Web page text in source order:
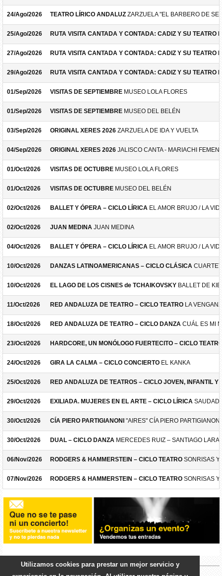
24/Ago/2026 TEATRO LÍRICO ANDALUZ ZARZUELA "EL BARBERO DE
25/Ago/2026 RUTA VISITA CANTADA Y CONTADA: CADIZ Y SU TEATRO
27/Ago/2026 RUTA VISITA CANTADA Y CONTADA: CADIZ Y SU TEATRO
29/Ago/2026 RUTA VISITA CANTADA Y CONTADA: CADIZ Y SU TEATRO
01/Sep/2026 VISITAS DE SEPTIEMBRE MUSEO LOLA FLORES
01/Sep/2026 VISITAS DE SEPTIEMBRE MUSEO DEL BELÉN
03/Sep/2026 ORIGINAL XERES 2026 ZARZUELA DE IDA Y VUELTA
04/Sep/2026 ORIGINAL XERES 2026 JALISCO CANTA - MARIACHI
01/Oct/2026 VISITAS DE OCTUBRE MUSEO LOLA FLORES
01/Oct/2026 VISITAS DE OCTUBRE MUSEO DEL BELÉN
02/Oct/2026 BALLET Y ÓPERA – CICLO LÍRICA EL AMOR BRUJO / LA
02/Oct/2026 JUAN MEDINA JUAN MEDINA
04/Oct/2026 BALLET Y ÓPERA – CICLO LÍRICA EL AMOR BRUJO / LA
10/Oct/2026 DANZAS LATINOAMERICANAS – CICLO CLÁSICA
10/Oct/2026 EL LAGO DE LOS CISNES de TCHAIKOVSKY BALLET DE
11/Oct/2026 RED ANDALUZA DE TEATRO – CICLO TEATRO LA
18/Oct/2026 RED ANDALUZA DE TEATRO – CICLO DANZA CUÁL ES MI
23/Oct/2026 HARDCORE, UN MONÓLOGO FUERTECITO – CICLO
24/Oct/2026 GIRA LA CALMA – CICLO CONCIERTO EL KANKA
25/Oct/2026 RED ANDALUZA DE TEATROS – CICLO JOVEN, INFANTIL Y
29/Oct/2026 EXILIADA. MUJERES EN EL ARTE – CICLO LÍRICA
30/Oct/2026 CÍA PIERO PARTIGIANONI "AIRES" CÍA PIERO PARTIGIANONI
30/Oct/2026 DUAL – CICLO DANZA MERCEDES RUIZ – SANTIAGO LARA
06/Nov/2026 RODGERS & HAMMERSTEIN – CICLO TEATRO SONRISAS Y
07/Nov/2026 RODGERS & HAMMERSTEIN – CICLO TEATRO SONRISAS Y
Utilizamos cookies para prestar un mejor servicio y